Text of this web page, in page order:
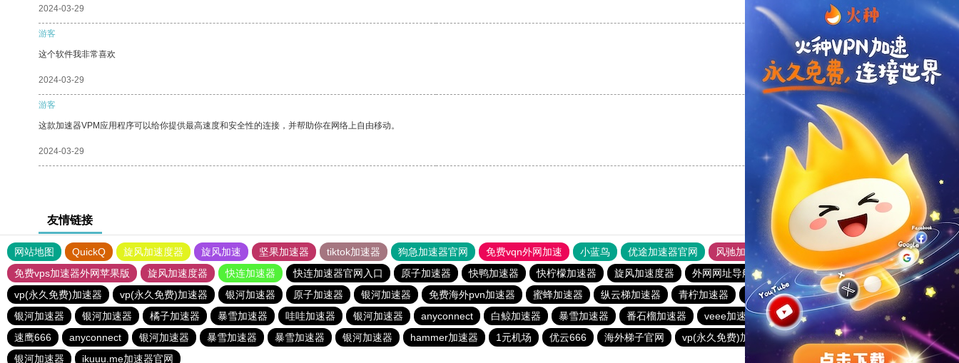
2024-03-29 支持
游客
这个软件我非常喜欢
2024-03-29 支持[0] 反对[0]
游客
这款加速器VPM应用程序可以给你提供最高速度和安全性的连接，并帮助你在网络上自由移动。
2024-03-29 支持[0] 反对[0]
友情链接
网站地图 QuickQ 旋风加速度器 旋风加速 坚果加速器 tiktok加速器 狗急加速器官网 免费vqn外网加速 小蓝鸟 优途加速器官网 风驰加速器
旋风加速器
免费vps加速器外网苹果版
旋风加速度器 快连加速器 快连加速器官网入口 原子加速器 快鸭加速器 快柠檬加速器 旋风加速度器 外网网址导航 软件中心
海鸥加速器
vp(永久免费)加速器
vp(永久免费)加速器 银河加速器 原子加速器 银河加速器 免费海外pvn加速器 蜜蜂加速器 纵云梯加速器 青柠加速器 银河加速器 荔枝加速器
银河加速器
银河加速器
银河加速器 橘子加速器 暴雪加速器 哇哇加速器 银河加速器 anyconnect 白鲸加速器 暴雪加速器 番石榴加速器 veee加速器 银河加速器
青柠加速器
速鹰666
anyconnect 银河加速器 暴雪加速器 暴雪加速器 银河加速器 hammer加速器 1元机场 优云666 海外梯子官网 vp(永久免费)加速器 anyconnect
银河加速器
银河加速器
ikuuu.me加速器官网